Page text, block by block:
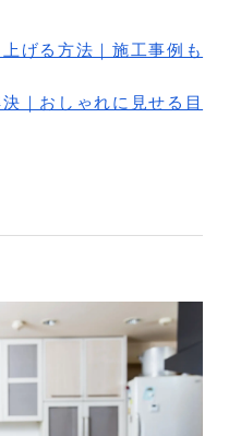
げる方法｜施工事例も
｜おしゃれに見せる目